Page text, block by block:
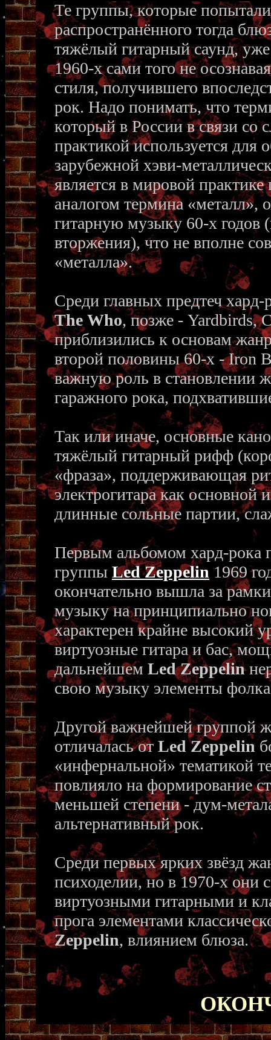
Те группы, которые
распространённого тогда
тяжёлый гитарный саунд,
1960-х сами того не
стиля, получившего
рок. Надо понимать, что
который в России в связи со
практикой используется для
зарубежной хэви-
является в мировой
аналогом термина
гитарную музыку 60-х годов
вторжения), что не вполне
«металла».
Среди главных предтеч
The Who, позже - Yardbirds,
приблизились к основам
второй половины 60-х - Iron
важную роль в становлении
гаражного рока,
Так или иначе, основные
тяжёлый гитарный рифф
«фраза», поддерживающая
электрогитара как
длинные сольные партии,
Первым альбомом хард-рока
группы Led Zeppelin 1969
окончательно вышла за
музыку на принципиально
характерен крайне высокий
виртуозные гитара и бас,
дальнейшем Led Zeppelin
свою музыку элементы
Другой важнейшей группой
отличалась от Led Zeppelin
«инфернальной» тематикой
повлияло на формирование
меньшей степени - дум-
альтернативный рок.
Среди первых ярких звёзд
психоделии, но в 1970-х они
виртуозными гитарными и
прога элементами
Zeppelin, влиянием блюза.